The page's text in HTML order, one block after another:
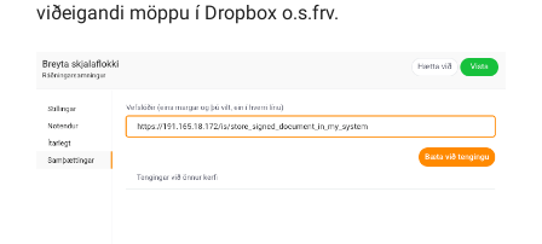
viðeigandi möppu í Dropbox o.s.frv.